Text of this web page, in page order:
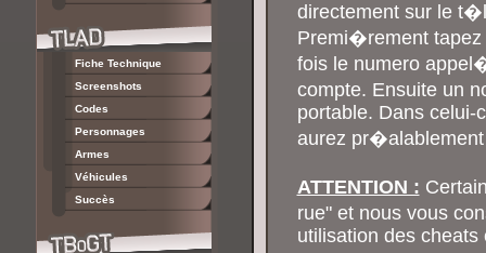
Fiche Technique
Screenshots
Codes
Personnages
Armes
Véhicules
Succès
directement sur le
Premi�rement
fois le numero
compte. Ensuite un
portable. Dans celui-
aurez
ATTENTION :
rue" et nous vous
utilisation des cheats